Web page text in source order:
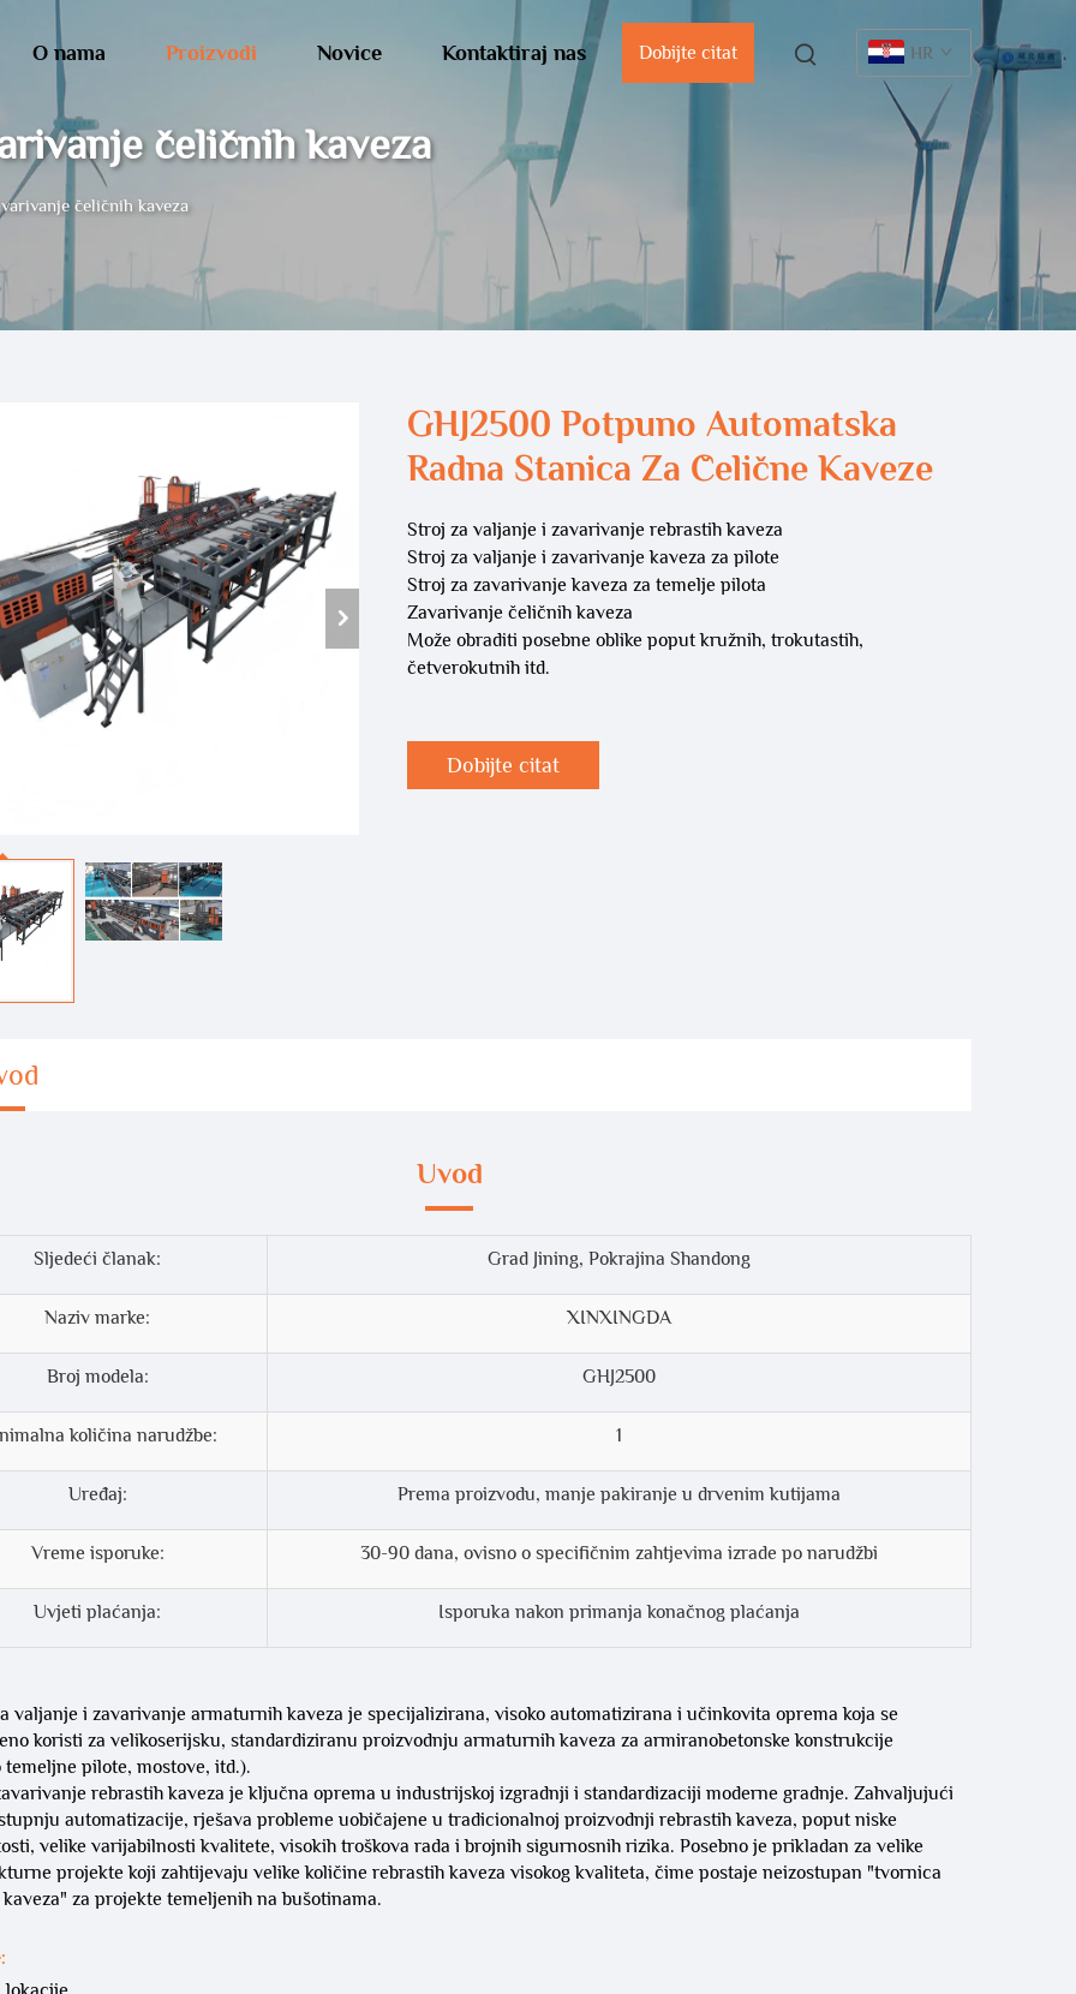
O nama Proizvodi Novice Kontaktiraj nas Dobijte citat HR
čeličnih kaveza
čeličnih kaveza
GHJ2500 Potpuno Automatska
Radna Stanica Za Čelične Kaveze
Stroj za valjanje i zavarivanje rebrastih kaveza
Stroj za valjanje i zavarivanje kaveza za pilote
Stroj za zavarivanje kaveza za temelje pilota
Zavarivanje čeličnih kaveza
Može obraditi posebne oblike poput kružnih, trokutastih,
četverokutnih itd.
Dobijte citat
Uvod
Sljedeći članak: Grad Jining, Pokrajina Shandong
Naziv marke: XINXINGDA
Broj modela: GHJ2500
količina narudžbe: 1
Uređaj: Prema proizvodu, manje pakiranje u drvenim kutijama
Vreme isporuke: 30-90 dana, ovisno o specifičnim zahtjevima izrade po narudžbi
Uvjeti plaćanja: Isporuka nakon primanja konačnog plaćanja
valjanje i zavarivanje armaturnih kaveza je specijalizirana, visoko automatizirana i učinkovita oprema koja se
koristi za velikoserijsku, standardiziranu proizvodnju armaturnih kaveza za armiranobetonske konstrukcije
temeljne pilote, mostove, itd.).
rebrastih kaveza je ključna oprema u industrijskoj izgradnji i standardizaciji moderne gradnje. Zahvaljujući
automatizacije, rješava probleme uobičajene u tradicionalnoj proizvodnji rebrastih kaveza, poput niske
velike varijabilnosti kvalitete, visokih troškova rada i brojnih sigurnosnih rizika. Posebno je prikladan za velike
projekte koji zahtijevaju velike količine rebrastih kaveza visokog kvaliteta, čime postaje neizostupan "tvornica
za projekte temeljenih na bušotinama.